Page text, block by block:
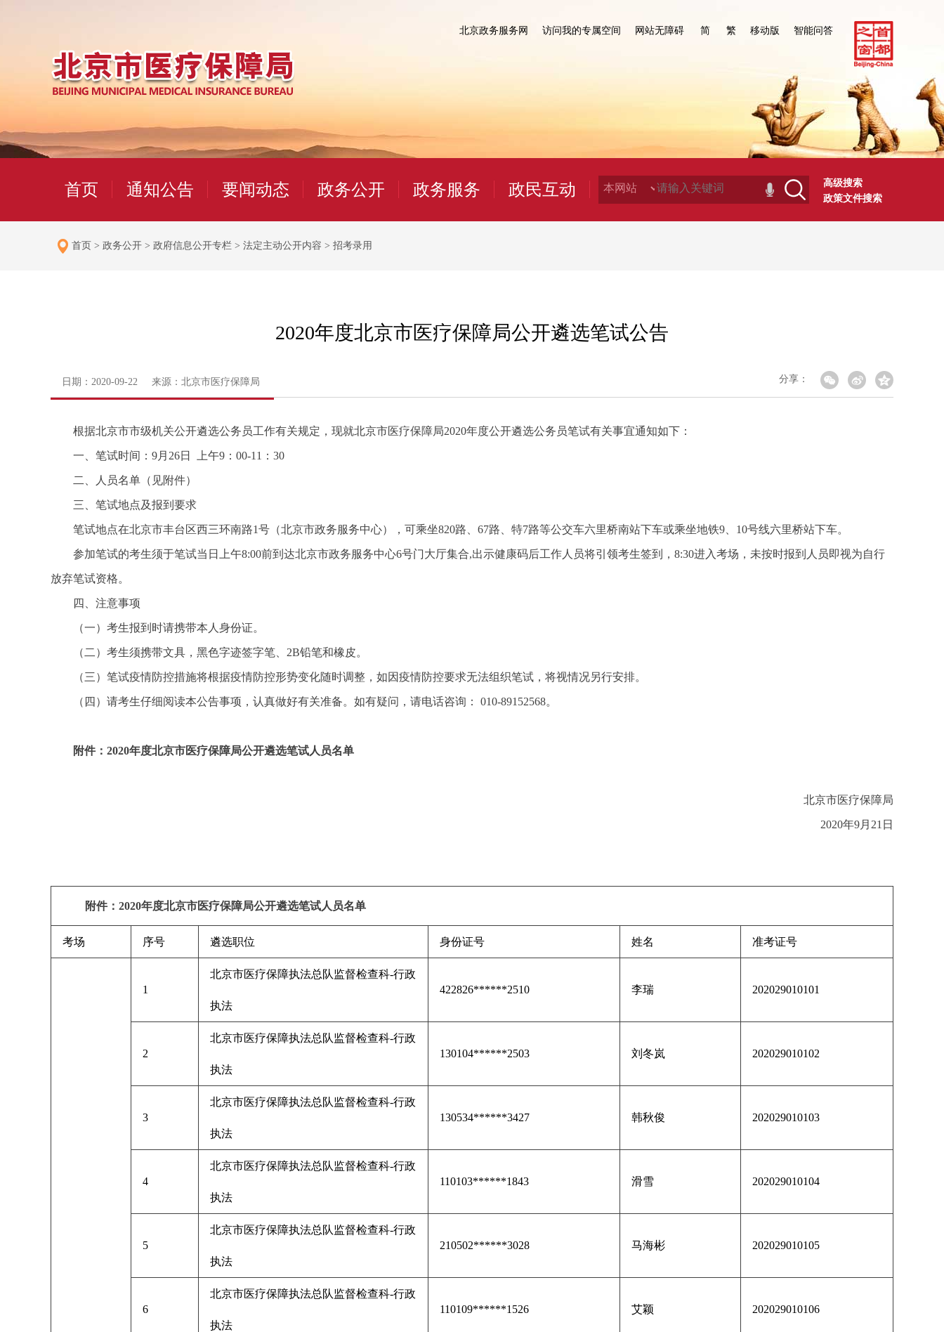
北京政务服务网 访问我的专属空间 网站无障碍 简 繁 移动版 智能问答
首页 通知公告 要闻动态 政务公开 政务服务 政民互动
高级搜索
政策文件搜索
首页 > 政务公开 > 政府信息公开专栏 > 法定主动公开内容 > 招考录用
2020年度北京市医疗保障局公开遴选笔试公告
日期：2020-09-22 来源：北京市医疗保障局 分享：
根据北京市市级机关公开遴选公务员工作有关规定，现就北京市医疗保障局2020年度公开遴选公务员笔试有关事宜通知如下：
一、笔试时间：9月26日 上午9：00-11：30
二、人员名单（见附件）
三、笔试地点及报到要求
笔试地点在北京市丰台区西三环南路1号（北京市政务服务中心），可乘坐820路、67路、特7路等公交车六里桥南站下车或乘坐地铁9、10号线六里桥站下车。
参加笔试的考生须于笔试当日上午8:00前到达北京市政务服务中心6号门大厅集合,出示健康码后工作人员将引领考生签到，8:30进入考场，未按时报到人员即视为自行
放弃笔试资格。
四、注意事项
（一）考生报到时请携带本人身份证。
（二）考生须携带文具，黑色字迹签字笔、2B铅笔和橡皮。
（三）笔试疫情防控措施将根据疫情防控形势变化随时调整，如因疫情防控要求无法组织笔试，将视情况另行安排。
（四）请考生仔细阅读本公告事项，认真做好有关准备。如有疑问，请电话咨询： 010-89152568。
附件：2020年度北京市医疗保障局公开遴选笔试人员名单
北京市医疗保障局
2020年9月21日
附件：2020年度北京市医疗保障局公开遴选笔试人员名单
考场 序号 遴选职位 身份证号 姓名 准考证号
1
北京市医疗保障执法总队监督检查科-行政
执法
422826******2510 李瑞 202029010101
2
北京市医疗保障执法总队监督检查科-行政
执法
130104******2503 刘冬岚 202029010102
3
北京市医疗保障执法总队监督检查科-行政
执法
130534******3427 韩秋俊 202029010103
4
北京市医疗保障执法总队监督检查科-行政
执法
110103******1843 滑雪 202029010104
5
北京市医疗保障执法总队监督检查科-行政
执法
210502******3028 马海彬 202029010105
6
北京市医疗保障执法总队监督检查科-行政
执法
110109******1526 艾颖 202029010106